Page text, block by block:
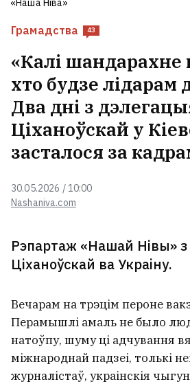
Грамадства 43
Nashaniva.com
30.05.2026 / 10:00
«Калі шандарахне
хто будзе лідарам
Два дні з
Ціханоўскай у
засталося за
Рэпартаж «Нашай Нівы» з
Ціханоўскай ва Украіну.
Вечарам на трэцім пероне
Перамышлі амаль не было
натоўпу, шуму ці адчування
міжнароднай падзеі, толькі
журналістаў, украінскія